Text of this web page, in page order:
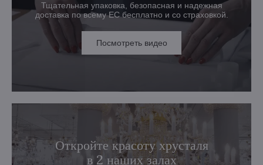
Тщательная упаковка, безопасная и надежная
доставка по всему ЕС бесплатно и со страховкой.
Посмотреть видео
Откройте красоту хрусталя
в 2 наших залах